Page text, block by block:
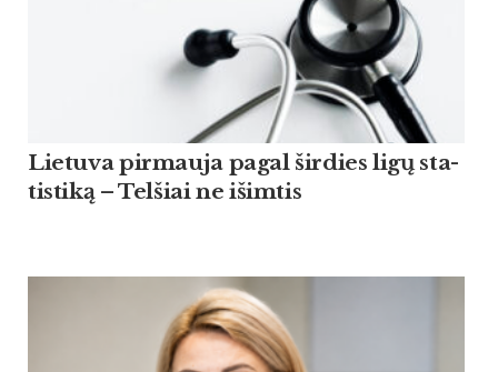
Lie­tu­va pir­mau­ja pagal šir­dies ligų sta­
tis­ti­ką – Tel­šiai ne išim­tis